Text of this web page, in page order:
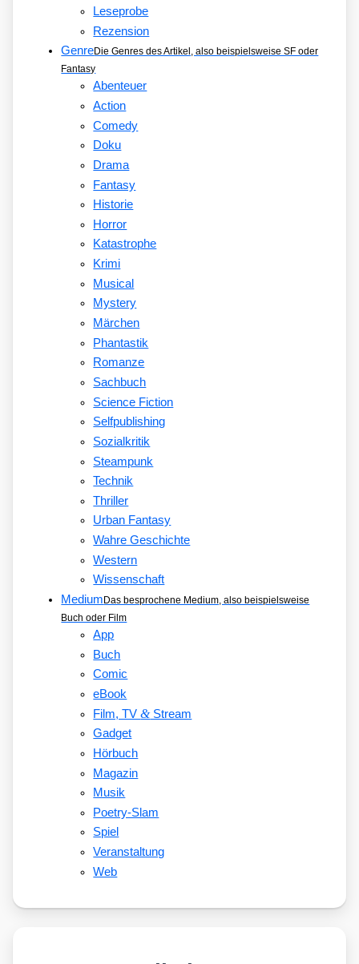
Leseprobe
Rezension
GenreDie Genres des Artikel, also beispielsweise SF oder
Fantasy
Abenteuer
Action
Comedy
Doku
Drama
Fantasy
Historie
Horror
Katastrophe
Krimi
Musical
Mystery
Märchen
Phantastik
Romanze
Sachbuch
Science Fiction
Selfpublishing
Sozialkritik
Steampunk
Technik
Thriller
Urban Fantasy
Wahre Geschichte
Western
Wissenschaft
Medium Das besprochene Medium, also beispielsweise
Buch oder Film
App
Buch
Comic
eBook
Film, TV&Stream
Gadget
Hörbuch
Magazin
Musik
Poetry-Slam
Spiel
Veranstaltung
Web